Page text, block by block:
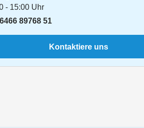
01
02
03
01
- 15:00 Uhr
89768 51
Kontaktiere uns